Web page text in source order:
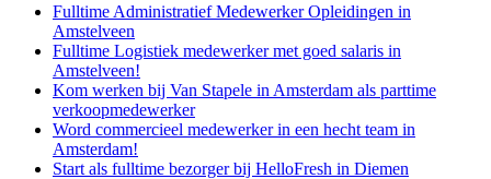
Fulltime Administratief Medewerker Opleidingen in
Amstelveen
Fulltime Logistiek medewerker met goed salaris in
Amstelveen!
Kom werken bij Van Stapele in Amsterdam als parttime
verkoopmedewerker
Word commercieel medewerker in een hecht team in
Amsterdam!
Start als fulltime bezorger bij HelloFresh in Diemen